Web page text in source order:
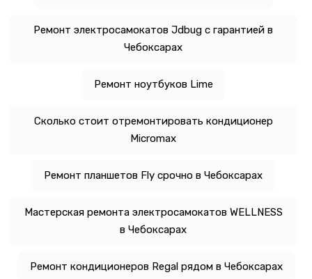
Ремонт электросамокатов Jdbug с гарантией в
Чебоксарах
Ремонт ноутбуков Lime
Сколько стоит отремонтировать кондиционер
Micromax
Ремонт планшетов Fly срочно в Чебоксарах
Мастерская ремонта электросамокатов WELLNESS
в Чебоксарах
Ремонт кондиционеров Regal рядом в Чебоксарах